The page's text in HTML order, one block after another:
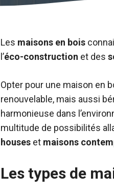
Les maisons en bois
l’éco-construction et des
Opter pour une maison en
renouvelable, mais aussi
harmonieuse dans
multitude de possibilités
houses et maisons
Les types de